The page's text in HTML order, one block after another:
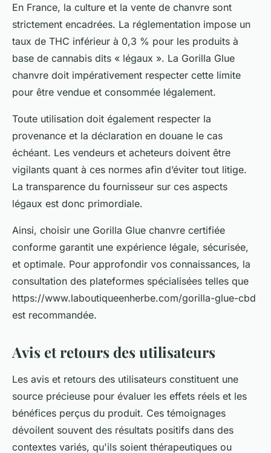
En France, la culture et la vente de chanvre sont
strictement encadrées. La réglementation impose un
taux de THC inférieur à 0,3 % pour les produits à
base de cannabis dits « légaux ». La Gorilla Glue
chanvre doit impérativement respecter cette limite
pour être vendue et consommée légalement.
Toute utilisation doit également respecter la
provenance et la déclaration en douane le cas
échéant. Les vendeurs et acheteurs doivent être
vigilants quant à ces normes afin d’éviter tout litige.
La transparence du fournisseur sur ces aspects
légaux est donc primordiale.
Ainsi, choisir une Gorilla Glue chanvre certifiée
conforme garantit une expérience légale, sécurisée,
et optimale. Pour approfondir vos connaissances, la
consultation des plateformes spécialisées telles que
https://www.laboutiqueenherbe.com/gorilla-glue-cbd
est recommandée.
Avis et retours des utilisateurs
Les avis et retours des utilisateurs constituent une
source précieuse pour évaluer les effets réels et les
bénéfices perçus du produit. Ces témoignages
dévoilent souvent des résultats positifs dans des
contextes variés, qu'ils soient thérapeutiques ou